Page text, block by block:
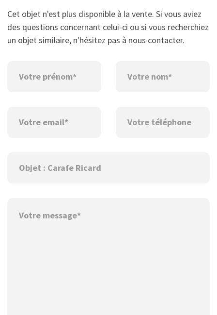
Cet objet n'est plus disponible à la vente. Si vous aviez
des questions concernant celui-ci ou si vous recherchiez
un objet similaire, n'hésitez pas à nous contacter.